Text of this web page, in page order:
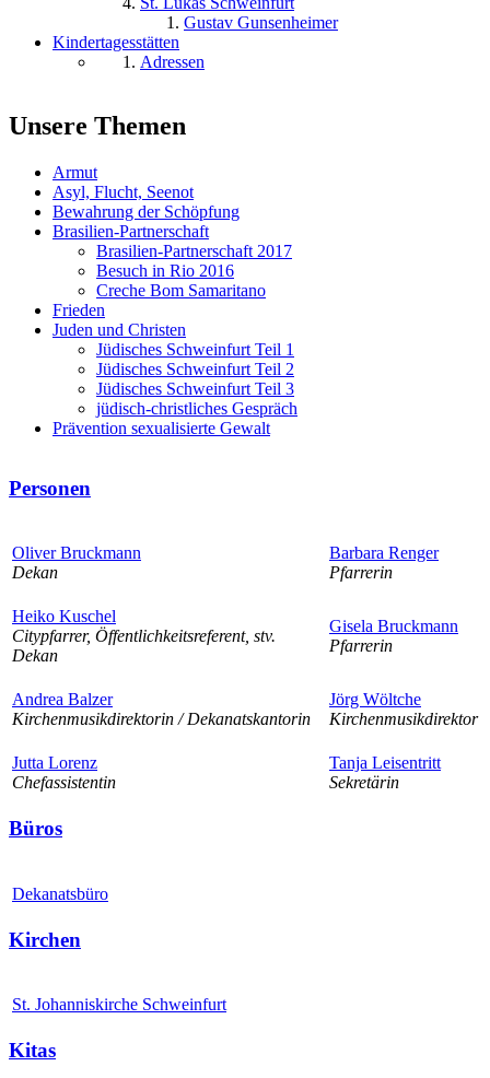
Gustav Gunsenheimer
Kindertagesstätten
Adressen
Unsere Themen
Armut
Asyl, Flucht, Seenot
Bewahrung der Schöpfung
Brasilien-Partnerschaft
Brasilien-Partnerschaft 2017
Besuch in Rio 2016
Creche Bom Samaritano
Frieden
Juden und Christen
Jüdisches Schweinfurt Teil 1
Jüdisches Schweinfurt Teil 2
Jüdisches Schweinfurt Teil 3
jüdisch-christliches Gespräch
Prävention sexualisierte Gewalt
Personen
Oliver Bruckmann
Dekan
Barbara Renger
Pfarrerin
Heiko Kuschel
Citypfarrer, Öffentlichkeitsreferent, stv.
Dekan
Gisela Bruckmann
Pfarrerin
Andrea Balzer
Kirchenmusikdirektorin / Dekanatskantorin
Jörg Wöltche
Kirchenmusikdirektor
Jutta Lorenz
Chefassistentin
Tanja Leisentritt
Sekretärin
Büros
Dekanatsbüro
Kirchen
St. Johanniskirche Schweinfurt
Kitas